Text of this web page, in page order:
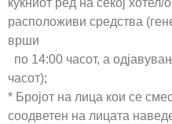
куќниот ред на секој хотел/
расположиви средства
врши
по 14:00 часот, а
часот);
* Бројот на лица кои се
соодветен на лицата